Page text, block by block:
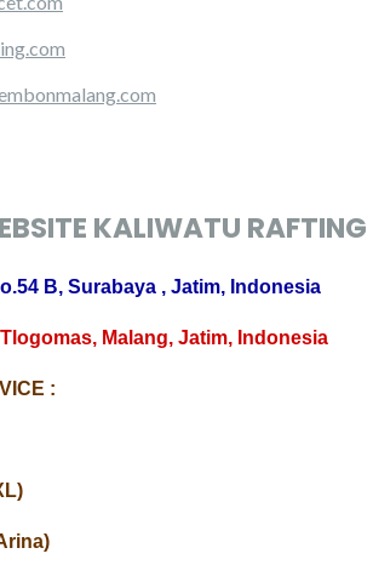
KALIWATU RAFTING
B, Surabaya , Jatim, Indonesia
Malang, Jatim, Indonesia
: